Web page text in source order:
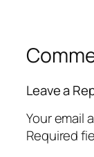
Leave a
Your email
Required